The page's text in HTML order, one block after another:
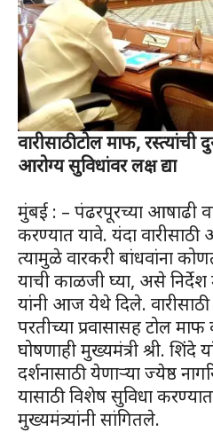
वारीसाठी टोल माफ,
आरोग्य सुविधांवर लक्ष द्या
मुंबई : – पंढरपूरच्या आषाढी
करण्यात यावे. यंदा
त्यामुळे वारकरी बांधवांना
याची काळजी घ्या, असे
यांनी आज येथे दिले. वारीसाठी
परतीच्या प्रवासासह टोल
घोषणाही मुख्यमंत्री श्री. शिंदे
दर्शनासाठी येणाऱ्या ज्येष्ठ
यासाठी विशेष सुविधा
मुख्यमंत्र्यांनी सांगितले.